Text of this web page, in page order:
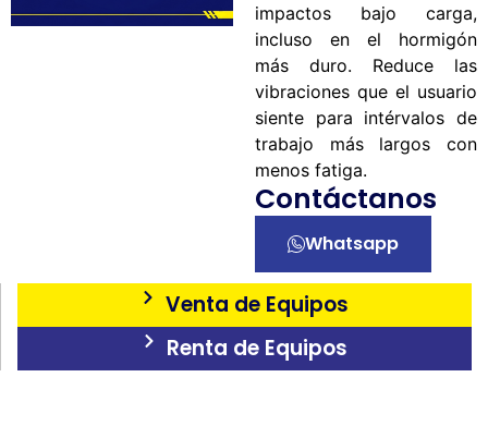
impactos bajo carga,
incluso en el hormigón
más duro. Reduce las
vibraciones que el usuario
siente para intérvalos de
trabajo más largos con
menos fatiga.
Contáctanos
Whatsapp
Venta de Equipos
Renta de Equipos